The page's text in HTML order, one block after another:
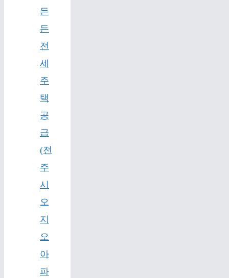
든
든
전
세
주
택
공
급
(전
주
시
오
지
오
아
파